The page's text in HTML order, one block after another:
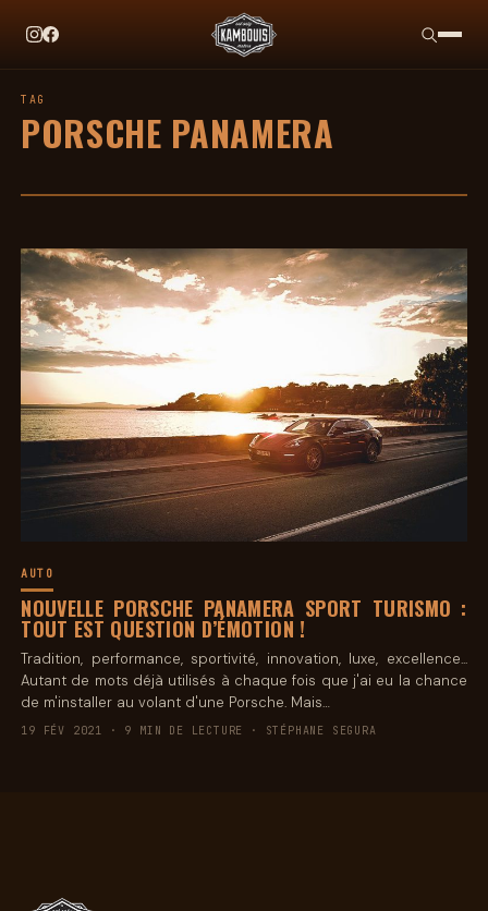
TAG HEUER X TEAM IKUZAWA : LE COME-BACK
TAG
PORSCHE PANAMERA
AUTO
NOUVELLE PORSCHE PANAMERA SPORT TURISMO :
TOUT EST QUESTION D’ÉMOTION !
Tradition, performance, sportivité, innovation, luxe, excellence...
Autant de mots déjà utilisés à chaque fois que j'ai eu la chance
de m'installer au volant d'une Porsche. Mais…
19 FÉV 2021 · 9 MIN DE LECTURE · STÉPHANE SEGURA